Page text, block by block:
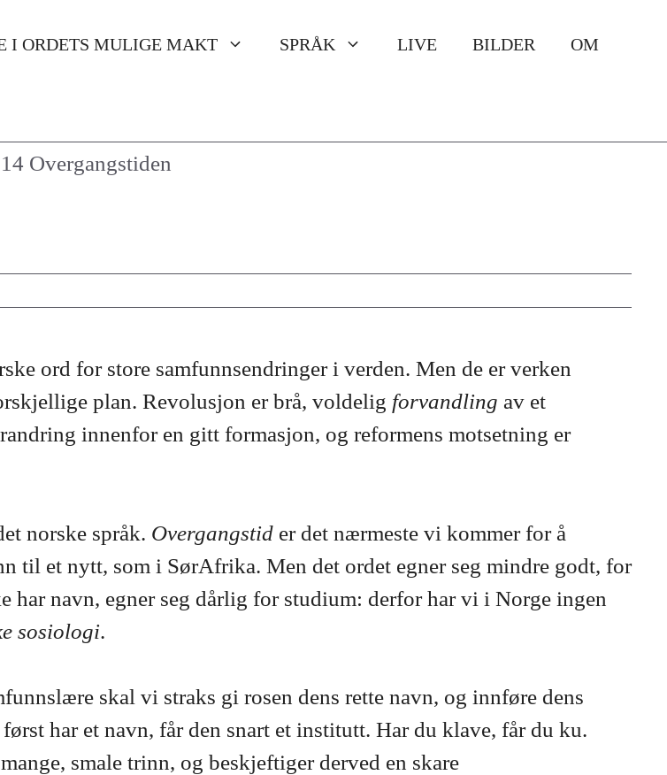
I ORDETS MULIGE MAKT SPRÅK LIVE BILDER OM
Overgangstiden
ord for store samfunnsendringer i verden. Men de er verken
plan. Revolusjon er brå, voldelig forvandling av et
innenfor en gitt formasjon, og reformens motsetning er
norske språk. Overgangstid er det nærmeste vi kommer for å
til et nytt, som i SørAfrika. Men det ordet egner seg mindre godt, for
har navn, egner seg dårlig for studium: derfor har vi i Norge ingen
sosiologi.
skal vi straks gi rosen dens rette navn, og innføre dens
har et navn, får den snart et institutt. Har du klave, får du ku.
smale trinn, og beskjeftiger derved en skare